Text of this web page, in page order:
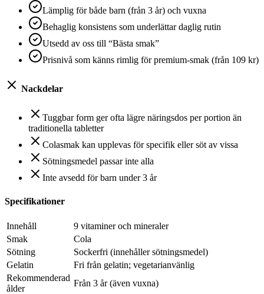
Lämplig för både barn (från 3 år) och vuxna
Behaglig konsistens som underlättar daglig rutin
Utsedd av oss till “Bästa smak”
Prisnivå som känns rimlig för premium-smak (från 109 kr)
Nackdelar
Tuggbar form ger ofta lägre näringsdos per portion än
traditionella tabletter
Colasmak kan upplevas för specifik eller söt av vissa
Sötningsmedel passar inte alla
Inte avsedd för barn under 3 år
Specifikationer
Innehåll
9 vitaminer och mineraler
Smak
Cola
Sötning
Sockerfri (innehåller sötningsmedel)
Gelatin
Fri från gelatin; vegetarianvänlig
Rekommenderad
ålder
Från 3 år (även vuxna)